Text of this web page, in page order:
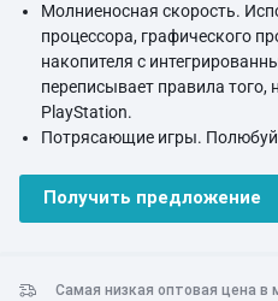
Молниеносная скорость.
процессора, графического
накопителя с
переписывает правила того,
PlayStation.
Потрясающие игры.
Захватывающее дух
глубокий игровой процесс
Номер модели CFI-1102B
Получить предложение
Самая низкая оптовая цена в